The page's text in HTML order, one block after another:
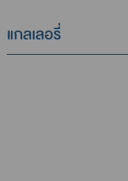
แกลเลอรี่